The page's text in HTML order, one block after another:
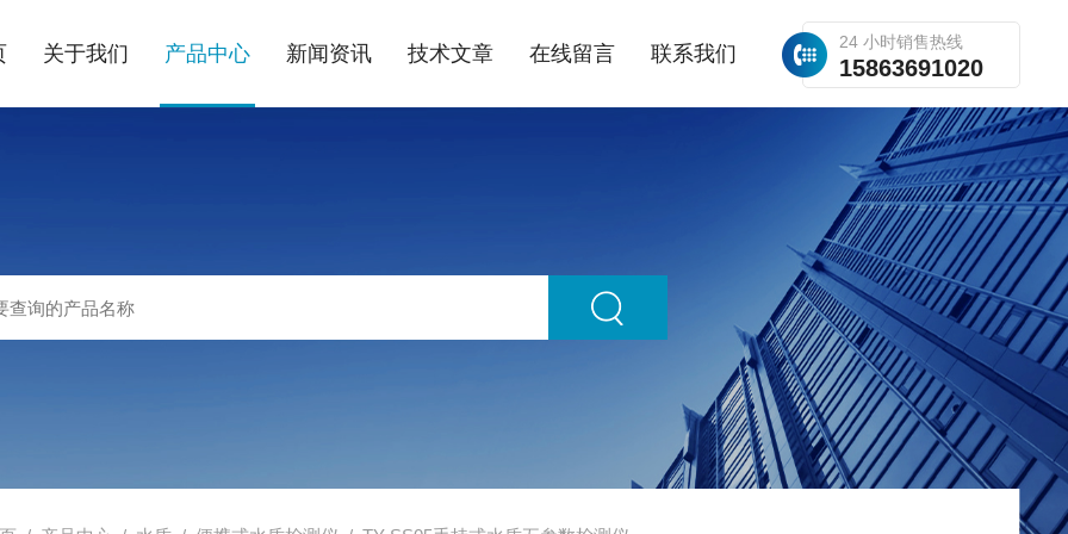
24 小时销售热线
15863691020
关于我们 产品中心 新闻资讯 技术文章 在线留言 联系我们